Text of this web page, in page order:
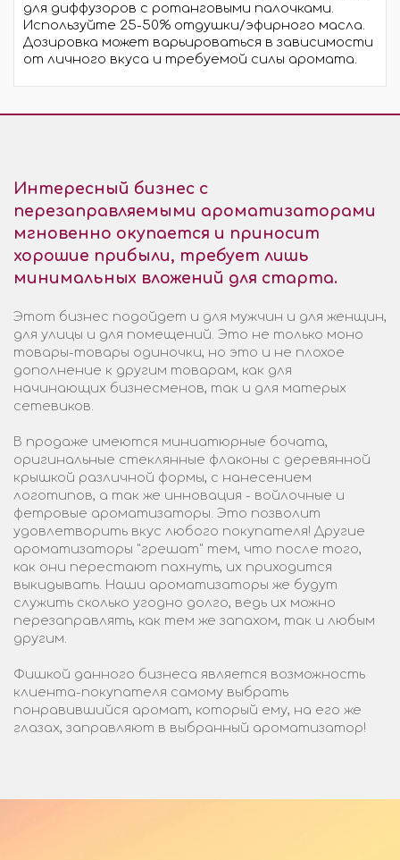
для диффузоров с ротанговыми палочками.
Используйте 25-50% отдушки/эфирного масла.
Дозировка может варьироваться в зависимости
от личного вкуса и требуемой силы аромата.
Интересный бизнес с
перезаправляемыми ароматизаторами
мгновенно окупается и приносит
хорошие прибыли, требует лишь
минимальных вложений для старта.
Этот бизнес подойдет и для мужчин и для женщин,
для улицы и для помещений. Это не только моно
товары-товары одиночки, но это и не плохое
дополнение к другим товарам, как для
начинающих бизнесменов, так и для матерых
сетевиков.
В продаже имеются миниатюрные бочата,
оригинальные стеклянные флаконы с деревянной
крышкой различной формы, с нанесением
логотипов, а так же инновация - войлочные и
фетровые ароматизаторы. Это позволит
удовлетворить вкус любого покупателя! Другие
ароматизаторы "грешат" тем, что после того,
как они перестают пахнуть, их приходится
выкидывать. Наши ароматизаторы же будут
служить сколько угодно долго, ведь их можно
перезаправлять, как тем же запахом, так и любым
другим.
Фишкой данного бизнеса является возможность
клиента-покупателя самому выбрать
понравившийся аромат, который ему, на его же
глазах, заправляют в выбранный ароматизатор!